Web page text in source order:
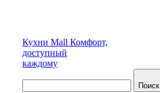
Кухни Mall Комфорт,
доступный
каждому
Поиск